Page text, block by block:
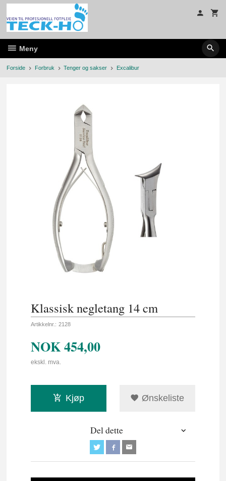
Gå
innholdet
Meny
Forside Forbruk Tenger og sakser Excalibur
Klassisk negletang 14 cm
Artikkelnr.: 2128
NOK454,00
ekskl. mva.
Kjøp Ønskeliste
Del dette